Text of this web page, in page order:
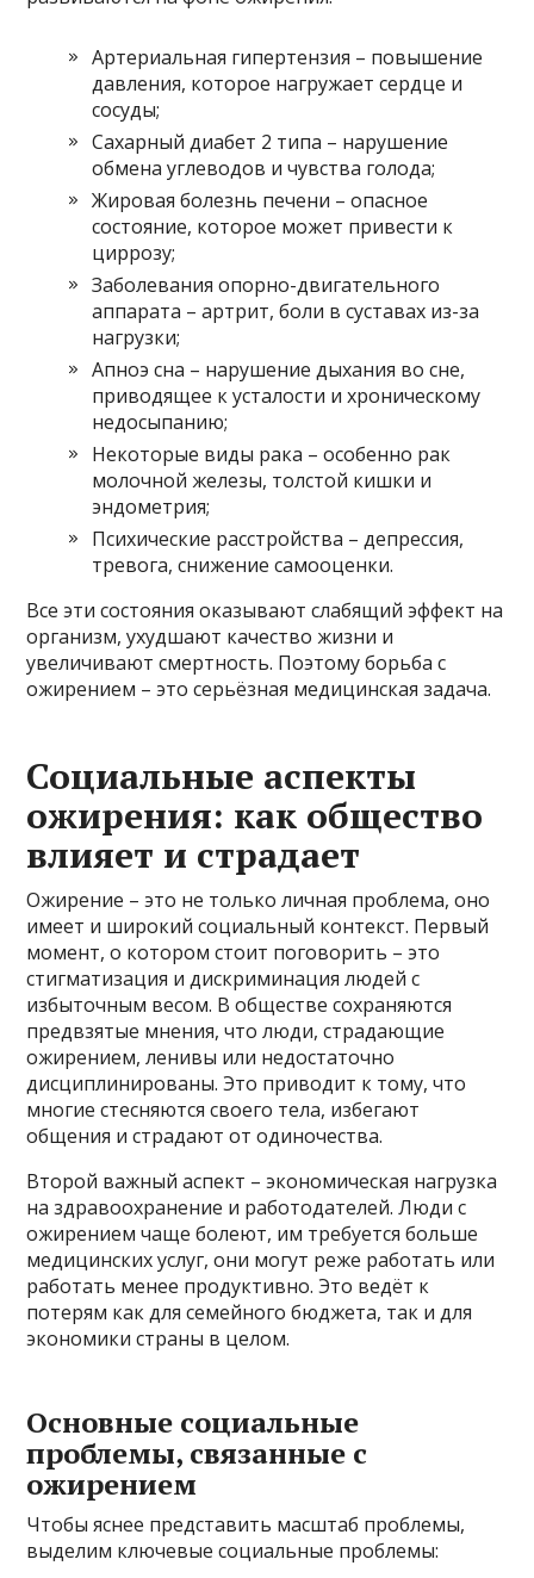
Артериальная гипертензия – повышение
давления, которое нагружает сердце и
сосуды;
Сахарный диабет 2 типа – нарушение
обмена углеводов и чувства голода;
Жировая болезнь печени – опасное
состояние, которое может привести к
циррозу;
Заболевания опорно-двигательного
аппарата – артрит, боли в суставах из-за
нагрузки;
Апноэ сна – нарушение дыхания во сне,
приводящее к усталости и хроничеcкому
недосыпанию;
Некоторые виды рака – особенно рак
молочной железы, толстой кишки и
эндометрия;
Психические расстройства – депрессия,
тревога, снижение самооценки.
Все эти состояния оказывают слабящий эффект на
организм, ухудшают качество жизни и
увеличивают смертность. Поэтому борьба с
ожирением – это серьёзная медицинская задача.
Социальные аспекты
ожирения: как общество
влияет и страдает
Ожирение – это не только личная проблема, оно
имеет и широкий социальный контекст. Первый
момент, о котором стоит поговорить – это
стигматизация и дискриминация людей с
избыточным весом. В обществе сохраняются
предвзятые мнения, что люди, страдающие
ожирением, ленивы или недостаточно
дисциплинированы. Это приводит к тому, что
многие стесняются своего тела, избегают
общения и страдают от одиночества.
Второй важный аспект – экономическая нагрузка
на здравоохранение и работодателей. Люди с
ожирением чаще болеют, им требуется больше
медицинских услуг, они могут реже работать или
работать менее продуктивно. Это ведёт к
потерям как для семейного бюджета, так и для
экономики страны в целом.
Основные социальные
проблемы, связанные с
ожирением
Чтобы яснее представить масштаб проблемы,
выделим ключевые социальные проблемы: